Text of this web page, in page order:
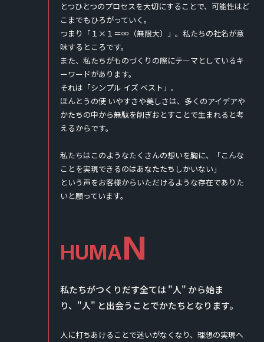
とつひとつのプロセスを大切にすることで、可能性はど
こまでもひろがっていく。
つまり「１×１＝∞（無限大）」。私たちの社名が意
味するところです。
また、私たちがものづくりの際にテーマとしているキ
ーワードがあります。
それは「シンプル イズ ベスト」。
ほんとうの使 いやすさや美しさは、多くのアイデアや
かたちの中から無駄を削ぎおとすことで生まれると考
えるからです。
私たちはこのようなたくさんの想いを胸に、「こんな
ことを実現できるのはあなたたちしかいない」
という声をお客様からいただけるような存在でありた
いと願っています。
HUMAN
私たちがつくりだす全ては "人" から始ま
り、"人" と出会うことでかたちとなります。
人に打ちあけることで迷いがなくなり、理想の実現へ